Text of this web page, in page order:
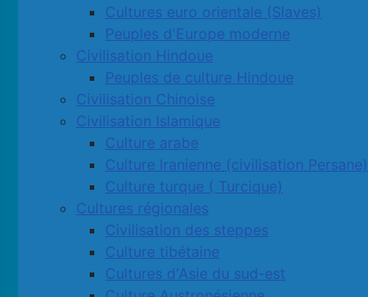
Cultures euro orientale (Slaves)
Peuples d'Europe moderne
Civilisation Hindoue
Peuples de culture Hindoue
Civilisation Chinoise
Civilisation Islamique
Culture arabe
Culture Iranienne (civilisation Persane)
Culture turque ( Turcique)
Cultures régionales
Civilisation des steppes
Culture tibétaine
Cultures d'Asie du sud-est